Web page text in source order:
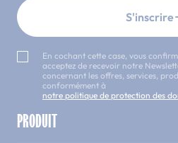
S'inscrire
En cochant cette case, vous
acceptez de recevoir notre
concernant les offres, services,
conformément à
notre politique de protection des
PRODUIT